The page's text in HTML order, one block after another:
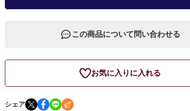
この商品について問い合わせる
お気に入りに入れる
シェア